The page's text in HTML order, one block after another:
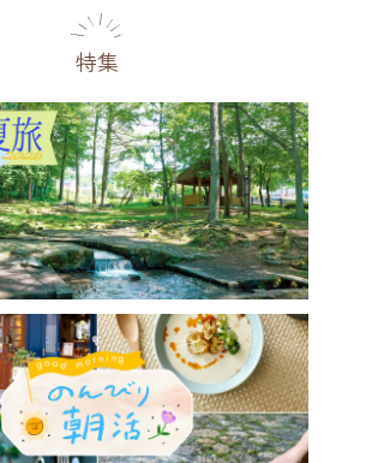
温泉・スパ その他施設 ごはん
特集